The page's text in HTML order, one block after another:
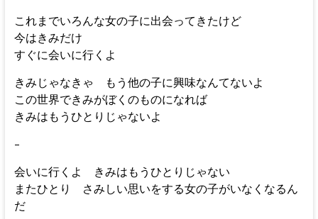
これまでいろんな女の子に出会ってきたけど
今はきみだけ
すぐに会いに行くよ
きみじゃなきゃ もう他の子に興味なんてないよ
この世界できみがぼくのものになれば
きみはもうひとりじゃないよ
–
会いに行くよ きみはもうひとりじゃない
またひとり さみしい思いをする女の子がいなくなるん
だ